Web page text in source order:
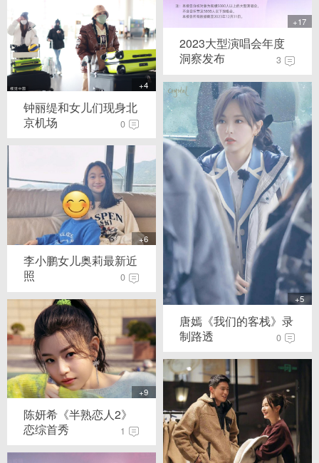
+4
钟丽缇和女儿们现身北
京机场
0
+6
李小鹏女儿奥莉最新近
照
0
+9
陈妍希《半熟恋人2》
恋综首秀
1
+17
2023大型演唱会年度
洞察发布
3
+5
唐嫣《我们的客栈》录
制路透
0